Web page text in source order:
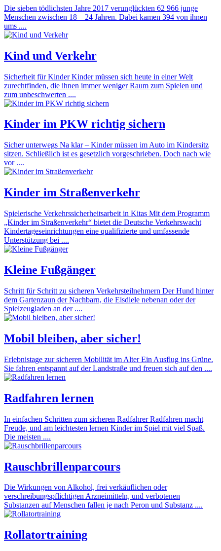
Die sieben tödlichsten Jahre 2017 verunglückten 62 966 junge
Menschen zwischen 18 – 24 Jahren. Dabei kamen 394 von ihnen
ums ....
Kind und Verkehr
Sicherheit für Kinder Kinder müssen sich heute in einer Welt
zurechtfinden, die ihnen immer weniger Raum zum Spielen und
zum unbeschwerten ....
Kinder im PKW richtig sichern
Sicher unterwegs Na klar – Kinder müssen im Auto im Kindersitz
sitzen. Schließlich ist es gesetzlich vorgeschrieben. Doch nach wie
vor ....
Kinder im Straßenverkehr
Spielerische Verkehrssicherheitsarbeit in Kitas Mit dem Programm
„Kinder im Straßenverkehr“ bietet die Deutsche Verkehrswacht
Kindertageseinrichtungen eine qualifizierte und umfassende
Unterstützung bei ....
Kleine Fußgänger
Schritt für Schritt zu sicheren Verkehrsteilnehmern Der Hund hinter
dem Gartenzaun der Nachbarn, die Eisdiele nebenan oder der
Spielzeugladen an der ....
Mobil bleiben, aber sicher!
Erlebnistage zur sicheren Mobilität im Alter Ein Ausflug ins Grüne.
Sie fahren entspannt auf der Landstraße und freuen sich auf den ....
Radfahren lernen
In einfachen Schritten zum sicheren Radfahrer Radfahren macht
Freude, und am leichtesten lernen Kinder im Spiel mit viel Spaß.
Die meisten ....
Rauschbrillenparcours
Die Wirkungen von Alkohol, frei verkäuflichen oder
verschreibungspflichtigen Arzneimitteln, und verbotenen
Substanzen auf Menschen fallen je nach Peron und Substanz ....
Rollatortraining